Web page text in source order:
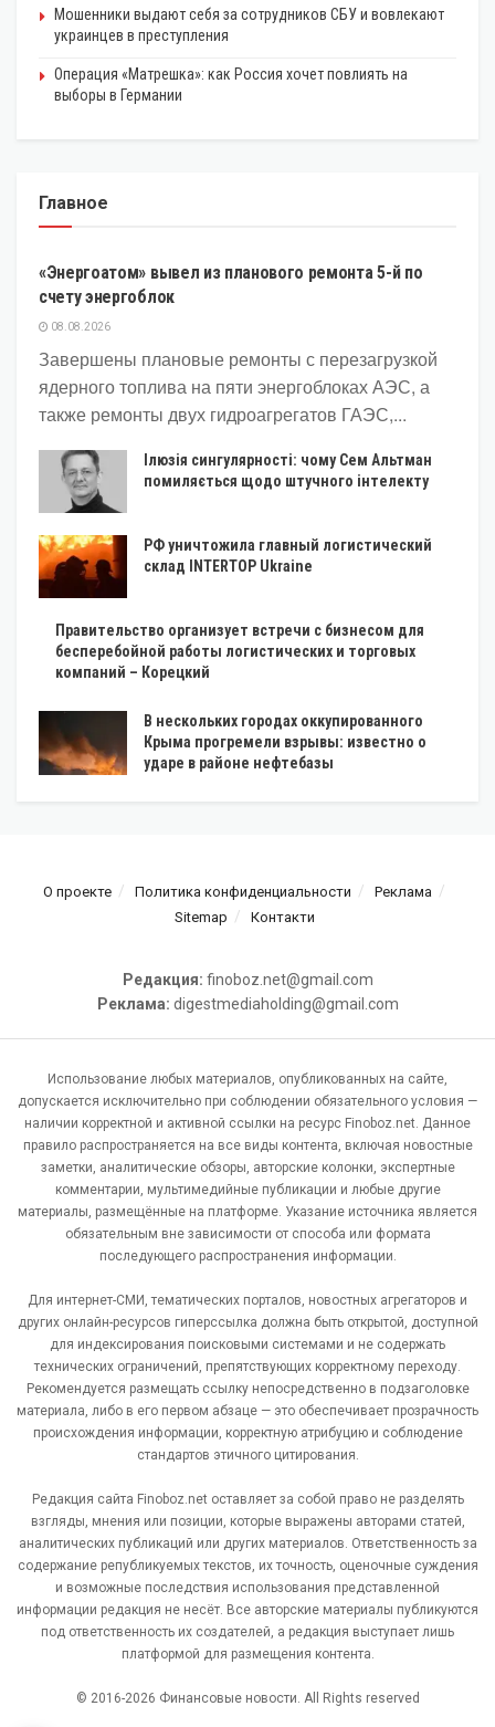
Мошенники выдают себя за сотрудников СБУ и вовлекают
украинцев в преступления
Операция «Матрешка»: как Россия хочет повлиять на
выборы в Германии
Главное
ЭКОНОМИКА
«Энергоатом» вывел из планового ремонта 5-й по
счету энергоблок
08.08.2026
Завершены плановые ремонты с перезагрузкой
ядерного топлива на пяти энергоблоках АЭС, а
также ремонты двух гидроагрегатов ГАЭС,...
Ілюзія сингулярності: чому Сем Альтман
помиляється щодо штучного інтелекту
РФ уничтожила главный логистический
склад INTERTOP Ukraine
Правительство организует встречи с бизнесом для
бесперебойной работы логистических и торговых
компаний – Корецкий
В нескольких городах оккупированного
Крыма прогремели взрывы: известно о
ударе в районе нефтебазы
О проекте Политика конфиденциальности
Реклама
Sitemap
Контакти
Редакция: finoboz.net@gmail.com
Реклама: digestmediaholding@gmail.com
Использование любых материалов, опубликованных на сайте,
допускается исключительно при соблюдении обязательного условия —
наличии корректной и активной ссылки на ресурс Finoboz.net. Данное
правило распространяется на все виды контента, включая новостные
заметки, аналитические обзоры, авторские колонки, экспертные
комментарии, мультимедийные публикации и любые другие
материалы, размещённые на платформе. Указание источника является
обязательным вне зависимости от способа или формата
последующего распространения информации.
Для интернет-СМИ, тематических порталов, новостных агрегаторов и
других онлайн-ресурсов гиперссылка должна быть открытой, доступной
для индексирования поисковыми системами и не содержать
технических ограничений, препятствующих корректному переходу.
Рекомендуется размещать ссылку непосредственно в подзаголовке
материала, либо в его первом абзаце — это обеспечивает прозрачность
происхождения информации, корректную атрибуцию и соблюдение
стандартов этичного цитирования.
Редакция сайта Finoboz.net оставляет за собой право не разделять
взгляды, мнения или позиции, которые выражены авторами статей,
аналитических публикаций или других материалов. Ответственность за
содержание републикуемых текстов, их точность, оценочные суждения
и возможные последствия использования представленной
информации редакция не несёт. Все авторские материалы публикуются
под ответственность их создателей, а редакция выступает лишь
платформой для размещения контента.
© 2016-2026 Финансовые новости. All Rights reserved